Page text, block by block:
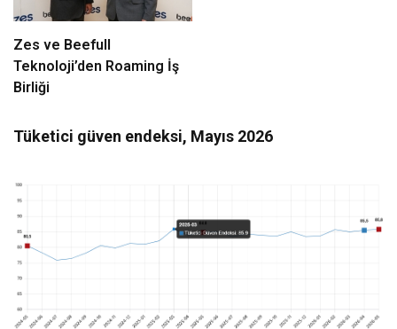
Zes ve Beefull
Teknoloji’den Roaming İş
Birliği
Tüketici güven endeksi, Mayıs 2026